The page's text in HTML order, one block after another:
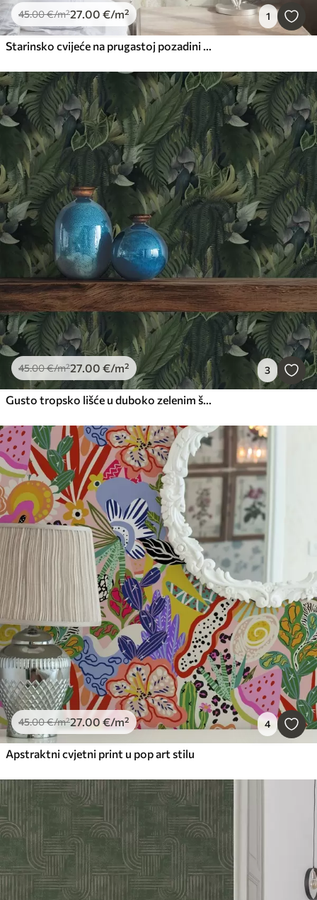
45.00€/m²27.00 €/m² 1
Starinsko cvijeće na prugastoj pozadini s ornamentom
45.00€/m²27.00 €/m² 3
Gusto tropsko lišće u duboko zelenim šikarama
45.00€/m²27.00 €/m² 4
Apstraktni cvjetni print u pop art stilu